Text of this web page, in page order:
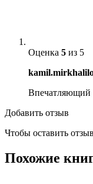
Оценка 5 из 5
Впечатляющий
Добавить отзыв
Чтобы оставить
Похожие